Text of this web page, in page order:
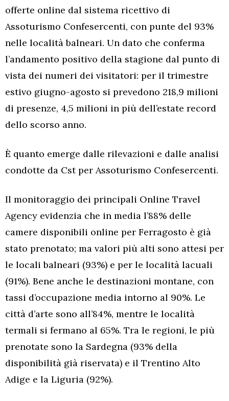
offerte online dal sistema ricettivo di
Assoturismo Confesercenti, con punte del 93%
nelle località balneari. Un dato che conferma
l’andamento positivo della stagione dal punto di
vista dei numeri dei visitatori: per il trimestre
estivo giugno-agosto si prevedono 218,9 milioni
di presenze, 4,5 milioni in più dell’estate record
dello scorso anno.
È quanto emerge dalle rilevazioni e dalle analisi
condotte da Cst per Assoturismo Confesercenti.
Il monitoraggio dei principali Online Travel
Agency evidenzia che in media l’88% delle
camere disponibili online per Ferragosto è già
stato prenotato; ma valori più alti sono attesi per
le locali balneari (93%) e per le località lacuali
(91%). Bene anche le destinazioni montane, con
tassi d’occupazione media intorno al 90%. Le
città d’arte sono all’84%, mentre le località
termali si fermano al 65%. Tra le regioni, le più
prenotate sono la Sardegna (93% della
disponibilità già riservata) e il Trentino Alto
Adige e la Liguria (92%).